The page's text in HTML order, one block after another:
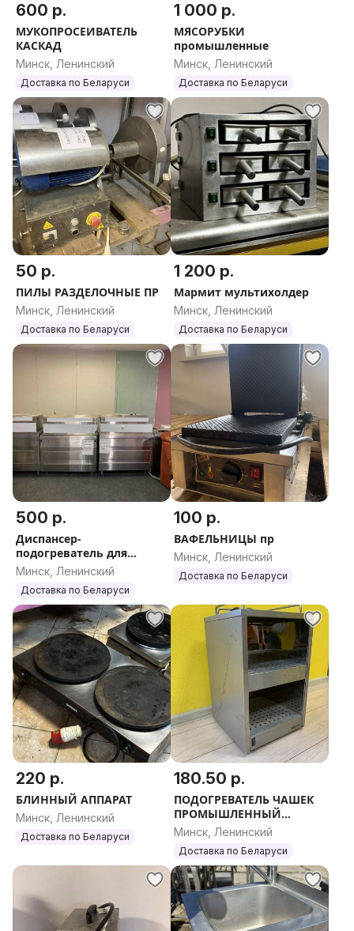
600 р.
МУКОПРОСЕИВАТЕЛЬ
КАСКАД
Минск, Ленинский
Доставка по Беларуси
1 000 р.
МЯСОРУБКИ
промышленные
Минск, Ленинский
Доставка по Беларуси
50 р.
ПИЛЫ РАЗДЕЛОЧНЫЕ ПР
Минск, Ленинский
Доставка по Беларуси
1 200 р.
Мармит мультихолдер
Минск, Ленинский
Доставка по Беларуси
500 р.
Диспансер-
подогреватель для
тарелок ВЕГА ЗДП-2
Минск, Ленинский
Доставка по Беларуси
100 р.
ВАФЕЛЬНИЦЫ пр
Минск, Ленинский
Доставка по Беларуси
220 р.
БЛИННЫЙ АППАРАТ
Минск, Ленинский
Доставка по Беларуси
180.50 р.
ПОДОГРЕВАТЕЛЬ ЧАШЕК
ПРОМЫШЛЕННЫЙ
арт.103068 (Bartscher)
Минск, Ленинский
Доставка по Беларуси